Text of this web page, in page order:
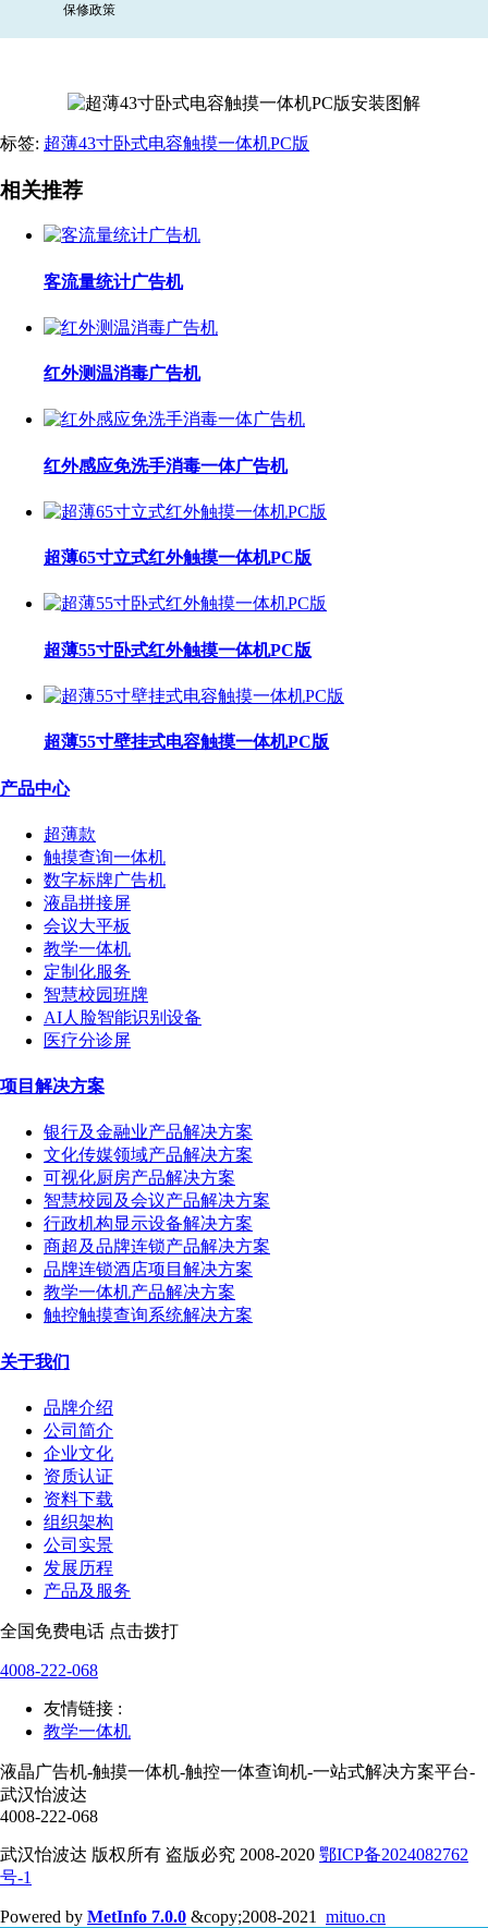
保修政策
标签: 超薄43寸卧式电容触摸一体机PC版
相关推荐
客流量统计广告机
红外测温消毒广告机
红外感应免洗手消毒一体广告机
超薄65寸立式红外触摸一体机PC版
超薄55寸卧式红外触摸一体机PC版
超薄55寸壁挂式电容触摸一体机PC版
产品中心
超薄款
触摸查询一体机
数字标牌广告机
液晶拼接屏
会议大平板
教学一体机
定制化服务
智慧校园班牌
AI人脸智能识别设备
医疗分诊屏
项目解决方案
银行及金融业产品解决方案
文化传媒领域产品解决方案
可视化厨房产品解决方案
智慧校园及会议产品解决方案
行政机构显示设备解决方案
商超及品牌连锁产品解决方案
品牌连锁酒店项目解决方案
教学一体机产品解决方案
触控触摸查询系统解决方案
关于我们
品牌介绍
公司简介
企业文化
资质认证
资料下载
组织架构
公司实景
发展历程
产品及服务
全国免费电话 点击拨打
4008-222-068
友情链接 :
教学一体机
液晶广告机-触摸一体机-触控一体查询机-一站式解决方案平台-
武汉怡波达
4008-222-068
武汉怡波达 版权所有 盗版必究 2008-2020 鄂ICP备2024082762
号-1
Powered by MetInfo 7.0.0 &copy;2008-2021 mituo.cn